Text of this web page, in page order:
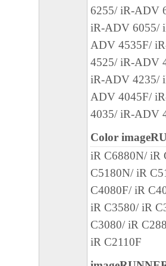
10．分離可能性
本契約書のいずれか
効であると決定され
効に存続するものとし
No.026294
6255/ iR-ADV
iR-ADV 6055/
ADV 4535F/
4525/ iR-ADV
iR-ADV 4235/
ADV 4045F/
4035/ iR-ADV
Color
iR C6880N/ iR
C5180N/ iR
C4080F/ iR
iR C3580/ iR
C3080/ iR
iR C2110F